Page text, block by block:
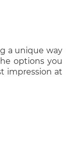
a unique way
options you
impression at